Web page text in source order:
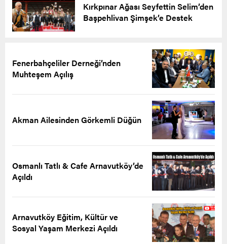
Kırkpınar Ağası Seyfettin Selim’den
Başpehlivan Şimşek’e Destek
Fenerbahçeliler Derneği’nden
Muhteşem Açılış
Akman Ailesinden Görkemli Düğün
Osmanlı Tatlı & Cafe Arnavutköy’de
Açıldı
Arnavutköy Eğitim, Kültür ve
Sosyal Yaşam Merkezi Açıldı